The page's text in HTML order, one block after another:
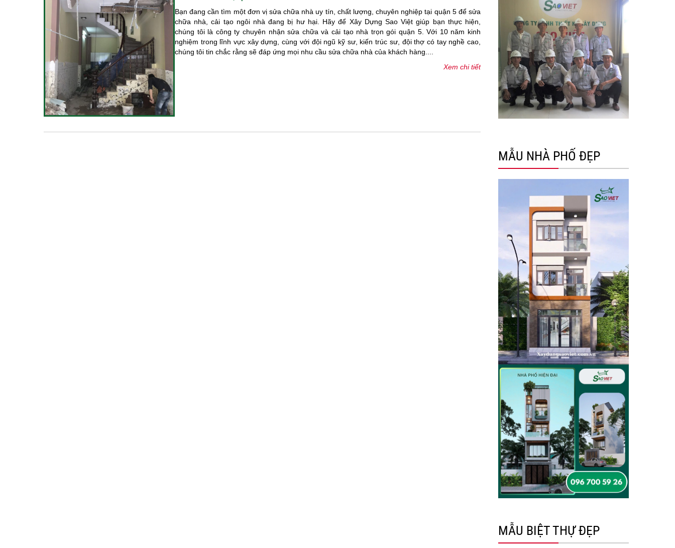
Bạn đang cần tìm một đơn vị sửa chữa nhà uy tín, chất lượng, chuyên nghiệp tại quận 5 để sửa
chữa nhà, cải tạo ngôi nhà đang bị hư hại. Hãy để Xây Dựng Sao Việt giúp bạn thực hiện,
chúng tôi là công ty chuyên nhận sửa chữa và cải tạo nhà trọn gói quận 5. Với 10 năm kinh
nghiệm trong lĩnh vực xây dựng, cùng với đội ngũ kỹ sư, kiến trúc sư, đội thợ có tay nghề cao,
chúng tôi tin chắc rằng sẽ đáp ứng mọi nhu cầu sửa chữa nhà của khách hàng....
Xem chi tiết
MẪU NHÀ PHỐ ĐẸP
MẪU BIỆT THỰ ĐẸP